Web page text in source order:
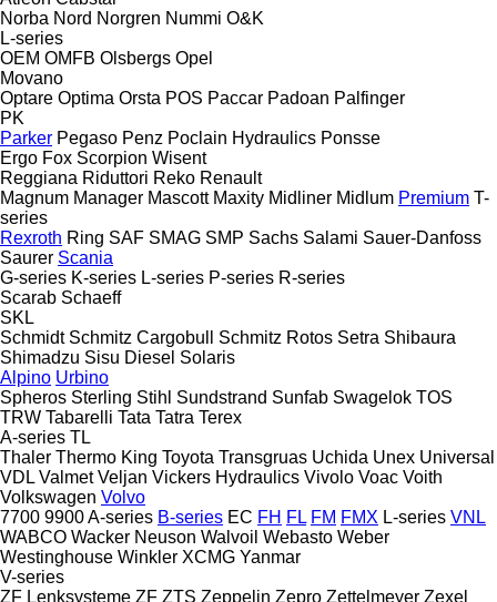
Norba Nord Norgren Nummi O&K
L-series
OEM OMFB Olsbergs Opel
Movano
Optare Optima Orsta POS Paccar Padoan Palfinger
PK
Parker Pegaso Penz Poclain Hydraulics Ponsse
Ergo Fox Scorpion Wisent
Reggiana Riduttori Reko Renault
Magnum Manager Mascott Maxity Midliner Midlum Premium T-
series
Rexroth Ring SAF SMAG SMP Sachs Salami Sauer-Danfoss
Saurer Scania
G-series K-series L-series P-series R-series
Scarab Schaeff
SKL
Schmidt Schmitz Cargobull Schmitz Rotos Setra Shibaura
Shimadzu Sisu Diesel Solaris
Alpino Urbino
Spheros Sterling Stihl Sundstrand Sunfab Swagelok TOS
TRW Tabarelli Tata Tatra Terex
A-series TL
Thaler Thermo King Toyota Transgruas Uchida Unex Universal
VDL Valmet Veljan Vickers Hydraulics Vivolo Voac Voith
Volkswagen Volvo
7700 9900A-series B-series EC FH FL FM FMX L-series VNL
WABCO Wacker Neuson Walvoil Webasto Weber
Westinghouse Winkler XCMG Yanmar
V-series
ZF Lenksysteme ZF ZTS Zeppelin Zepro Zettelmeyer Zexel